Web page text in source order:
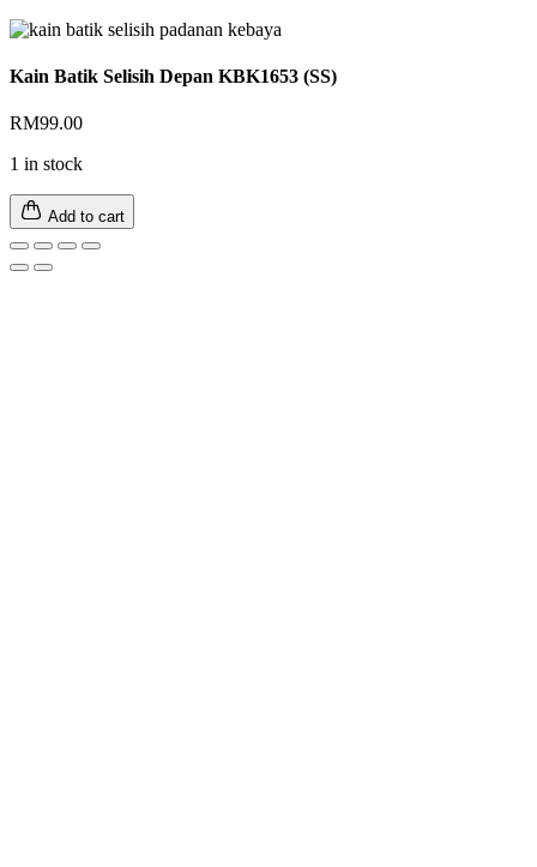
Kain Batik Selisih Depan KBK1653 (SS)
RM99.00
1 in stock
Add to cart